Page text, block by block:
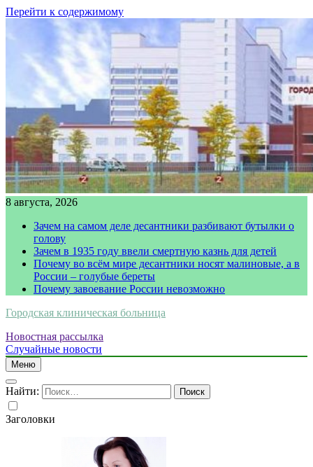
Перейти к содержимому
8 августа, 2026
Зачем на самом деле десантники разбивают бутылки о
голову
Зачем в 1935 году ввели смертную казнь для детей
Почему во всём мире десантники носят малиновые, а в
России – голубые береты
Почему завоевание России невозможно
Городская клиническая больница
Новостная рассылка
Случайные новости
Меню
Найти:
Заголовки